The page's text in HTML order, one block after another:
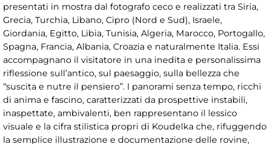
presentati in mostra dal fotografo ceco e realizzati tra Siria,
Grecia, Turchia, Libano, Cipro (Nord e Sud), Israele,
Giordania, Egitto, Libia, Tunisia, Algeria, Marocco, Portogallo,
Spagna, Francia, Albania, Croazia e naturalmente Italia. Essi
accompagnano il visitatore in una inedita e personalissima
riflessione sull’antico, sul paesaggio, sulla bellezza che
“suscita e nutre il pensiero”. I panorami senza tempo, ricchi
di anima e fascino, caratterizzati da prospettive instabili,
inaspettate, ambivalenti, ben rappresentano il lessico
visuale e la cifra stilistica propri di Koudelka che, rifuggendo
la semplice illustrazione e documentazione delle rovine,